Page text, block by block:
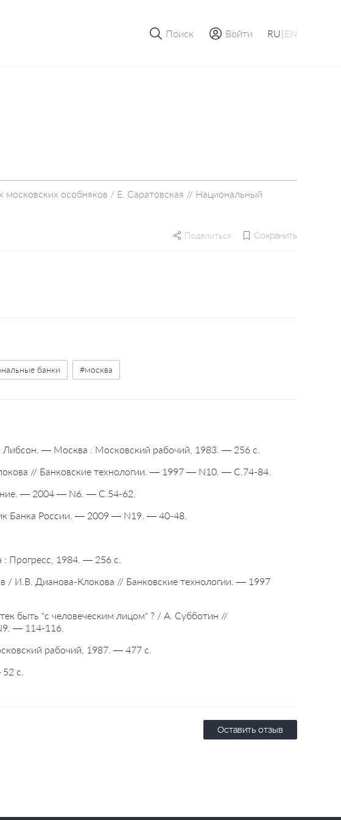
Поиск Войти RU| EN
московских особняков / Е. Саратовская // Национальный
Поделиться Сохранить
банки #москва
— Москва : Московский рабочий, 1983. — 256 с.
// Банковские технологии. — 1997 — N10. — С.74-84.
— 2004 — N6. — С.54-62.
Банка России. — 2009 — N19. — 40-48.
1984. — 256 с.
/ И.В. Дианова-Клокова // Банковские технологии. — 1997
быть "с человеческим лицом" ? / А. Субботин //
— 114-116.
рабочий, 1987. — 477 с.
с.
Оставить отзыв